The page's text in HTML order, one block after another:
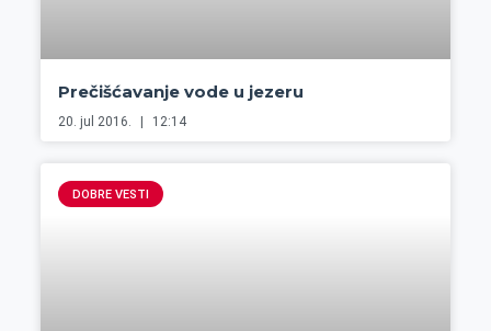
Prečišćavanje vode u jezeru
20. jul 2016. 12:14
DOBRE VESTI